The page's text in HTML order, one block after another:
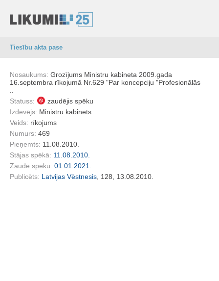
Tiesību akta pase
Nosaukums: Grozījums Ministru kabineta 2009.gada
16.septembra rīkojumā Nr.629 "Par koncepciju "Profesionālās
Statuss:
zaudējis spēku
Izdevējs: Ministru kabinets
Veids: rīkojums
Numurs: 469
Pieņemts: 11.08.2010.
Stājas spēkā: 11.08.2010.
Zaudē spēku: 01.01.2021.
Publicēts: Latvijas Vēstnesis , 128, 13.08.2010.